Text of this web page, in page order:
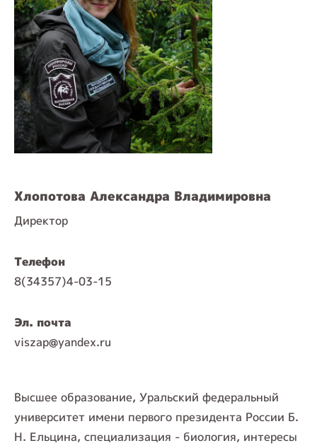
Хлопотова Александра Владимировна
Директор
Телефон
8(34357)4-03-15
Эл. почта
viszap@yandex.ru
Высшее образование, Уральский федеральный
университет имени первого президента России Б.
Н. Ельцина, специализация - биология, интересы